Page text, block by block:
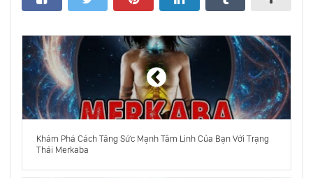
Hội Chứng Fomo - Nỗi Sợ Bị Lãng Quên!!!
Sức Mạnh Của Chủ Nghĩa Khắc Kỷ
Khám Phá Cách Tăng Sức Mạnh Tâm Linh Của Bạn Với Trạng
Thái Merkaba